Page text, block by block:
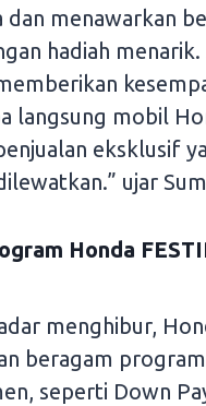
dan menawarkan
hadiah menarik.
langsung mobil
eksklusif
ujar
Honda
menghibur,
beragam
seperti Down